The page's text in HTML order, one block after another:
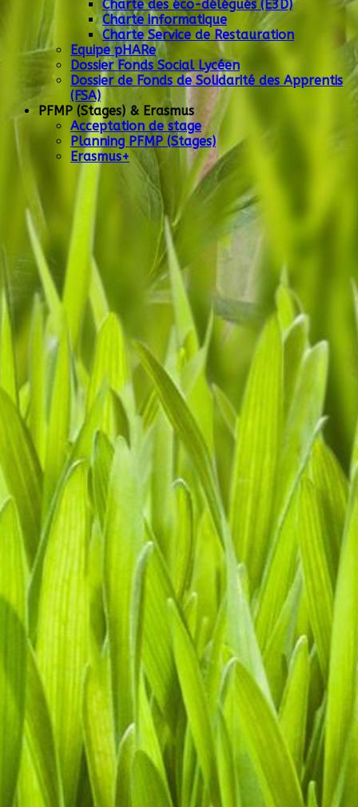
Charte des éco-délégués (E3D)
Charte informatique
Charte Service de Restauration
Equipe pHARe
Dossier Fonds Social Lycéen
Dossier de Fonds de Solidarité des Apprentis
(FSA)
PFMP (Stages) & Erasmus
Acceptation de stage
Planning PFMP (Stages)
Erasmus+